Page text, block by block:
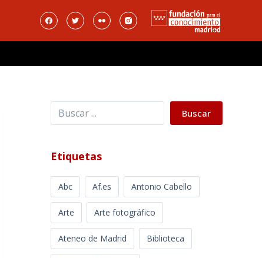
Buscar Buscar
Etiquetas
Abc Af.es Antonio Cabello
Arte Arte fotográfico
Ateneo de Madrid Biblioteca